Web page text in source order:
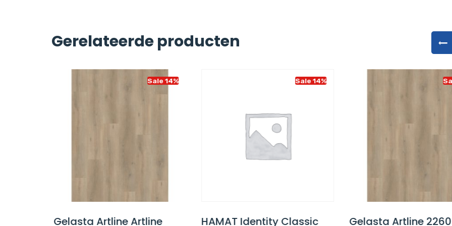
Gerelateerde producten
Sale 14%
Gelasta Artline Artline
Sale 14%
HAMAT Identity Classic Gelasta Artline 2260